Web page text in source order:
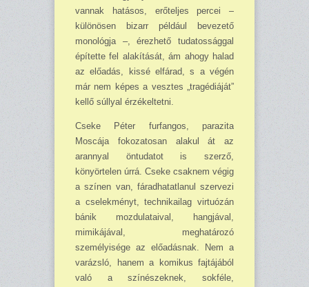
vannak hatásos, erőteljes percei –
különösen bizarr például be­vezető
monológja –, érezhe­tő tudatossággal
építette fel alakítását, ám ahogy halad
az előadás, kissé elfárad, s a végén
már nem képes a vesz­tes „tragédiáját”
kellő súllyal érzékeltetni.
Cseke Péter furfangos, pa­razita
Moscája fokozatosan alakul át az
arannyal öntu­datot is szerző,
könyörtelen úrrá. Cseke csaknem végig
a színen van, fáradhatatlanul szervezi
a cselek­ményt, tech­nikailag virtuózán
bánik mozdulataival, hangjával,
mimikájával, meghatározó
személyisége az előadásnak. Nem a
varázsló, hanem a ko­mikus fajtájából
való a szí­nészeknek, sokféle,